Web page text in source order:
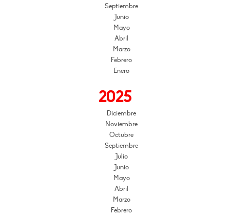
Septiembre
Junio
Mayo
Abril
Marzo
Febrero
Enero
2025
Diciembre
Noviembre
Octubre
Septiembre
Julio
Junio
Mayo
Abril
Marzo
Febrero